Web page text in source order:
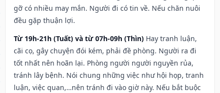
gỡ có nhiều may mắn. Người đi có tin về. Nếu chăn nuôi
đều gặp thuận lợi.
Từ 19h-21h (Tuất) và từ 07h-09h (Thìn) Hay tranh luận,
cãi cọ, gây chuyện đói kém, phải đề phòng. Người ra đi
tốt nhất nên hoãn lại. Phòng người người nguyền rủa,
tránh lây bệnh. Nói chung những việc như hội họp, tranh
luận, việc quan,…nên tránh đi vào giờ này. Nếu bắt buộc